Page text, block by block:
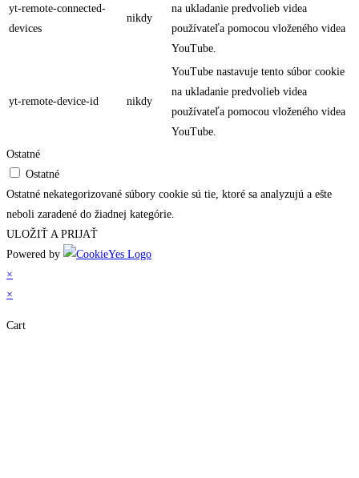
yt-remote-connected-
devices
nikdy
na ukladanie predvolieb videa
používateľa pomocou vloženého videa
YouTube.
yt-remote-device-id nikdy
YouTube nastavuje tento súbor cookie
na ukladanie predvolieb videa
používateľa pomocou vloženého videa
YouTube.
Ostatné
Ostatné
Ostatné nekategorizované súbory cookie sú tie, ktoré sa analyzujú a ešte
neboli zaradené do žiadnej kategórie.
ULOŽIŤ A PRIJAŤ
Powered by
×
×
Cart